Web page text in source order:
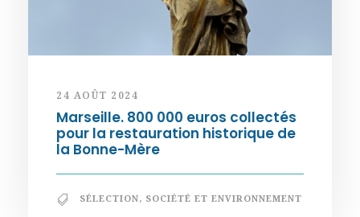
24 AOÛT 2024
Marseille. 800 000 euros collectés
pour la restauration historique de
la Bonne-Mère
SÉLECTION, SOCIÉTÉ ET ENVIRONNEMENT